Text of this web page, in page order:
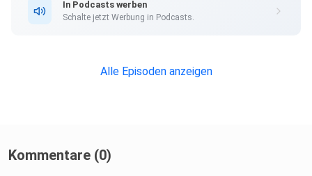
In Podcasts werben
Schalte jetzt Werbung in Podcasts.
Alle Episoden anzeigen
Kommentare (0)